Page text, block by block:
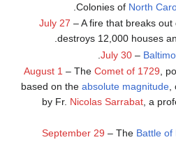
Colonies of North
July 27 – A fire that breaks out
destroys 12,000 houses
July 30–
August 1 – The Comet of 1729 ,
based on the absolute magnitude,
by Fr. Nicolas Sarrabat, a
September 29 – The Battle of